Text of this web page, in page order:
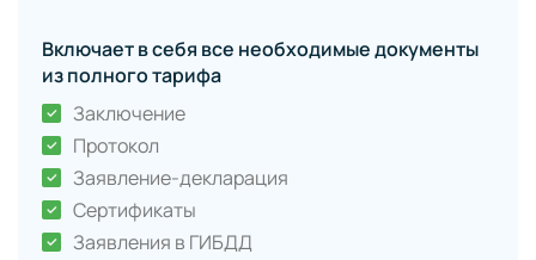
Включает в себя все необходимые документы
из полного тарифа
Заключение
Протокол
Заявление-декларация
Сертификаты
Заявления в ГИБДД